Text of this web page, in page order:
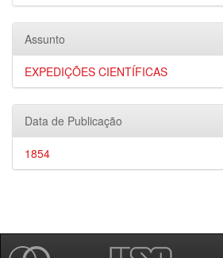
Assunto
EXPEDIÇÕES CIENTÍFICAS
Data de Publicação
1854